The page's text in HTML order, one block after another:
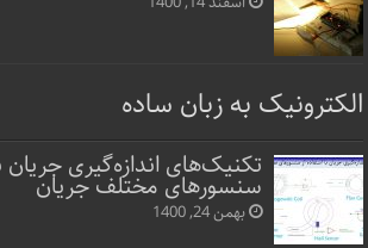
الکترونیک به زبان ساده
تکنیک‌های اندازه‌گیری جریان
سنسورهای مختلف جریان
بهمن 24, 1400